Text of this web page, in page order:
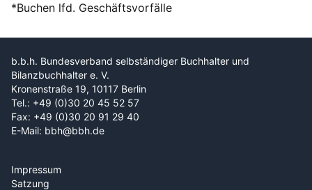
*Buchen lfd. Geschäftsvorfälle
b.b.h. Bundesverband selbständiger Buchhalter und
Bilanzbuchhalter e. V.
Kronenstraße 19, 10117 Berlin
Tel.: +49 (0)30 20 45 52 57
Fax: +49 (0)30 20 91 29 40
E-Mail: bbh@bbh.de
Impressum
Satzung